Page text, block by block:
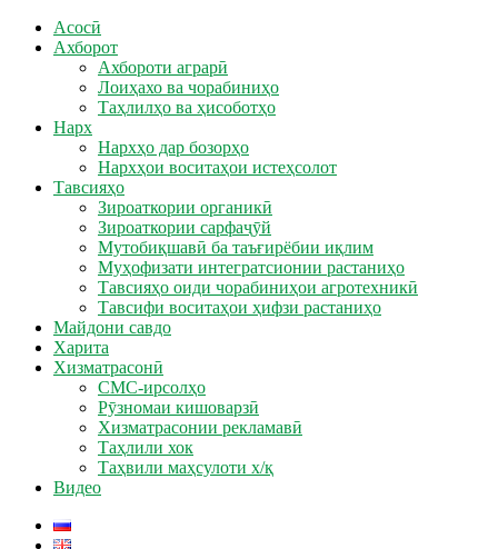
Асосӣ
Ахборот
Ахбороти аграрӣ
Лоиҳахо ва чорабиниҳо
Таҳлилҳо ва ҳисоботҳо
Нарх
Нархҳо дар бозорҳо
Нархҳои воситаҳои истеҳсолот
Тавсияҳо
Зироаткории органикӣ
Зироаткории сарфаҷӯй
Мутобиқшавӣ ба таъғирёбии иқлим
Муҳофизати интегратсионии растаниҳо
Тавсияҳо оиди чорабиниҳои агротехникӣ
Тавсифи воситаҳои ҳифзи растаниҳо
Майдони савдо
Харита
Хизматрасонӣ
СМС-ирсолҳо
Рӯзномаи кишоварзӣ
Хизматрасонии рекламавӣ
Таҳлили хок
Таҳвили маҳсулоти х/қ
Видео